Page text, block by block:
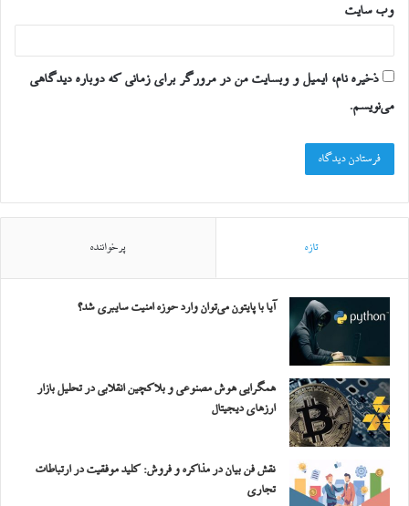
وب‌ سایت
ذخیره نام، ایمیل و وبسایت من در مرورگر برای زمانی که دوباره دیدگاهی
می‌نویسم.
تازه پرخواننده
آیا با پایتون می‌توان وارد حوزه امنیت سایبری شد؟
همگرایی هوش مصنوعی و بلاکچین انقلابی در تحلیل بازار
ارزهای دیجیتال
نقش فن بیان در مذاکره و فروش: کلید موفقیت در ارتباطات
تجاری